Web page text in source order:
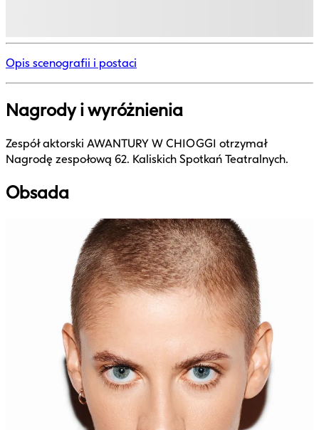
Opis scenografii i postaci
Nagrody i wyróżnienia
Zespół aktorski AWANTURY W CHIOGGI otrzymał
Nagrodę zespołową 62. Kaliskich Spotkań Teatralnych.
Obsada